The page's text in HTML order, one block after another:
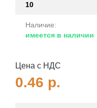
10
Наличие:
имеется в наличии
Цена с НДС
0.46 р.